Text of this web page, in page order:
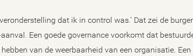
dat ik in control was.’ Dat zei de
Een goede governance voorkomt dat
van de weerbaarheid van een organisatie.